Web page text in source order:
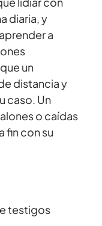
diaria, y
a
un
distancia y
caso. Un
o caídas
fin con su
testigos